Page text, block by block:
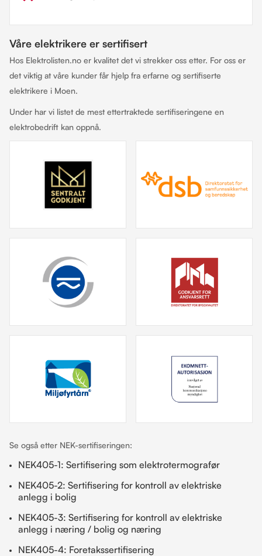
Våre elektrikere er sertifisert
Hos Elektrolisten.no er kvalitet det vi strekker oss etter. For oss er
det viktig at våre kunder får hjelp fra erfarne og sertifiserte
elektrikere i Moen.
Under har vi listet de mest ettertraktede sertifiseringene en
elektrobedrift kan oppnå.
Se også etter NEK-sertifiseringen:
NEK405-1: Sertifisering som elektrotermografør
NEK405-2: Sertifisering for kontroll av elektriske
anlegg i bolig
NEK405-3: Sertifisering for kontroll av elektriske
anlegg i næring / bolig og næring
NEK405-4: Foretakssertifisering